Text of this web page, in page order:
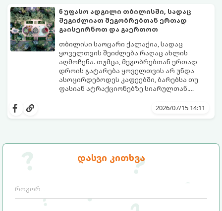
დასვი კითხვა
6 უფასო ადგილი თბილისში, სადაც
შეგიძლიათ მეგობრებთან ერთად
გაისეირნოთ და გაერთოთ
თბილისი საოცარი ქალაქია, სადაც
ყოველთვის შეიძლება რაღაც ახლის
აღმოჩენა. თუმცა, მეგობრებთან ერთად
დროის გატარება ყოველთვის არ უნდა
ასოცირდებოდეს კაფეებში, ბარებსა თუ
ფასიან ატრაქციონებზე სიარულთან.
სრულიად უფასო, ღია და ესთეტიკურ
ჰაერზე გასეირნება, საინტერესო
სადაც მეგობრებთან ერთად დროს
2026/07/15 14:11